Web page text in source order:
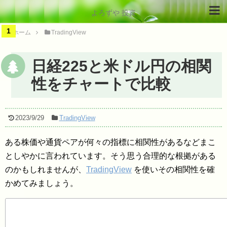
よろずや 投資
ホーム TradingView
日経225と米ドル円の相関
性をチャートで比較
2023/9/29 TradingView
ある株価や通貨ペアが何々の指標に相関性があるなどまこ
としやかに言われています。そう思う合理的な根拠がある
のかもしれませんが、 TradingView を使いその相関性を確
かめてみましょう。